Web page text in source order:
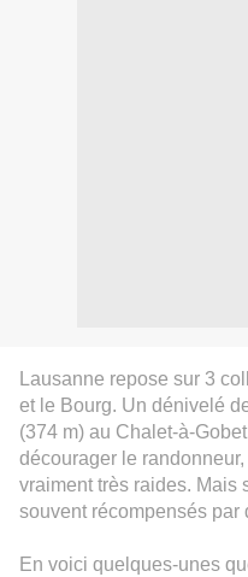
Lausanne repose sur 3
et le Bourg. Un dénivelé
(374 m) au Chalet-à-
décourager le
vraiment très raides. Mais
souvent récompensés par
En voici quelques-unes